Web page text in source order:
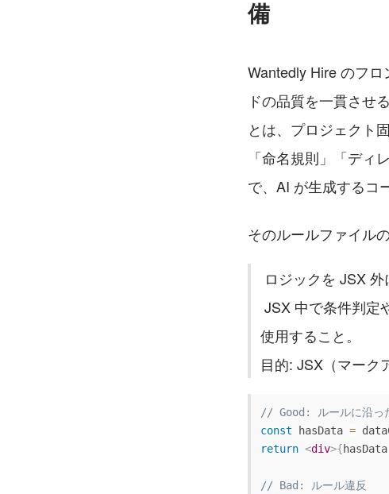
備
Wantedly Hire のフ
ドの品質を一貫させ
とは、プロジェクト
「命名規則」「ディ
で、AI が生成するコ
そのルールファイル
ロジックを JSX
使用すること。
目的: JSX（マーク
// Good: ルールに沿っ
const hasData =
return <div>{hasData
// Bad: ルール違反